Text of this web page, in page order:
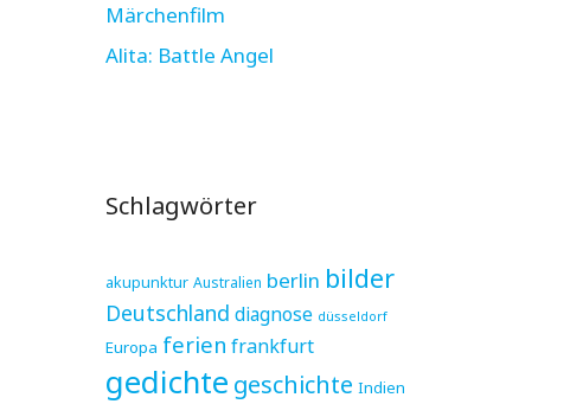
Märchenfilm
Alita: Battle Angel
Schlagwörter
akupunktur Australien berlin bilder
Deutschland diagnose düsseldorf
Europa ferien frankfurt
gedichte geschichte Indien